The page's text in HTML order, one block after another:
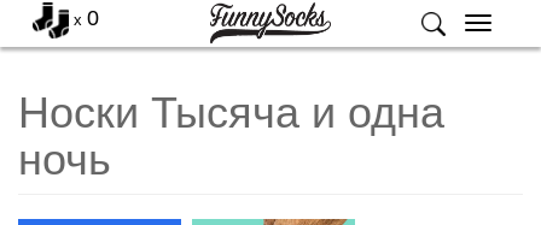
Меню
x 0
Носки Тысяча и одна
ночь